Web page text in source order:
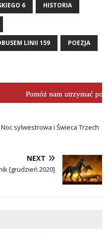
6 HISTORIA
LINII 159 POEZJA
Pomóż nam utrzymać
sylwestrowa i Świeca Trzech
NEXT
[grudzień 2020]